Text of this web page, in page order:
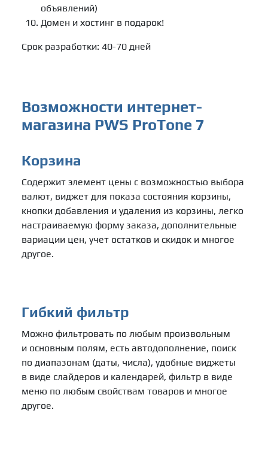
объявлений)
Домен и хостинг в подарок!
Срок разработки: 40-70 дней
Возможности интернет-
магазина PWS ProTone 7
Корзина
Содержит элемент цены с возможностью выбора
валют, виджет для показа состояния корзины,
кнопки добавления и удаления из корзины, легко
настраиваемую форму заказа, дополнительные
вариации цен, учет остатков и скидок и многое
другое.
Гибкий фильтр
Можно фильтровать по любым произвольным
и основным полям, есть автодополнение, поиск
по диапазонам (даты, числа), удобные виджеты
в виде слайдеров и календарей, фильтр в виде
меню по любым свойствам товаров и многое
другое.